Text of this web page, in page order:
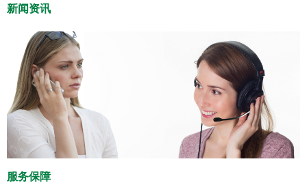
新闻资讯
服务保障